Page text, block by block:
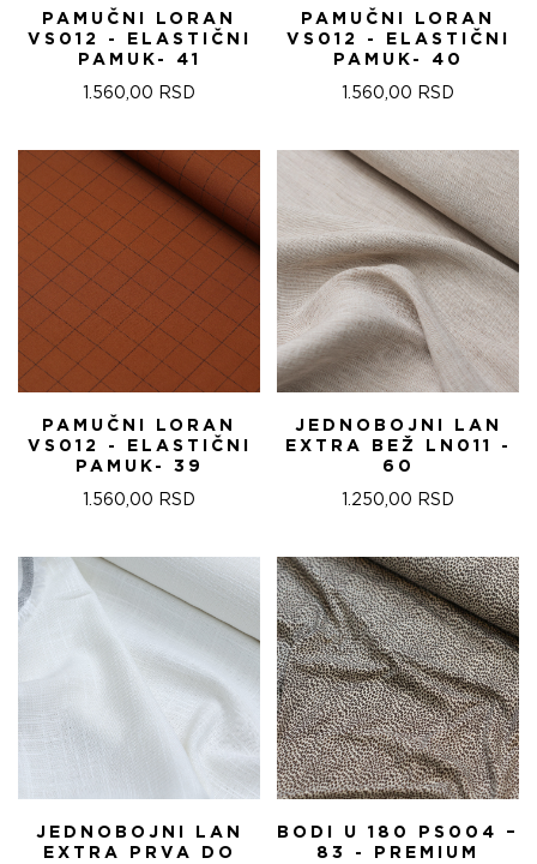
PAMUČNI LORAN
VS012 - ELASTIČNI
PAMUK- 41
1.560,00 RSD
PAMUČNI LORAN
VS012 - ELASTIČNI
PAMUK- 40
1.560,00 RSD
PAMUČNI LORAN
VS012 - ELASTIČNI
PAMUK- 39
1.560,00 RSD
JEDNOBOJNI LAN
EXTRA BEŽ LN011 -
60
1.250,00 RSD
JEDNOBOJNI LAN
EXTRA PRVA DO
BODI U 180 PS004 –
83 - PREMIUM